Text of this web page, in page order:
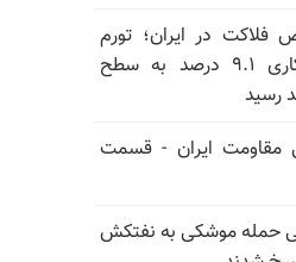
فلاکت در ایران؛ تورم
۸۸.۶ درصد و بیکاری ۹.۱ درصد به سطح
مقاومت ایران - قسمت
حمله موشکی به نفتکش